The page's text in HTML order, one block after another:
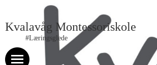
Kvalavåg Montessoriskole
#Læringsglede